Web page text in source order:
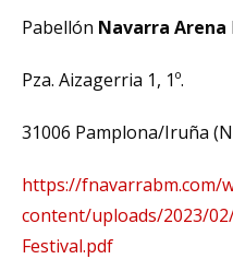
Pabellón Navarra Arena
Pza. Aizagerria 1, 1º.
31006 Pamplona/Iruña
https://fnavarrabm.com/
content/uploads/2023/
Festival.pdf